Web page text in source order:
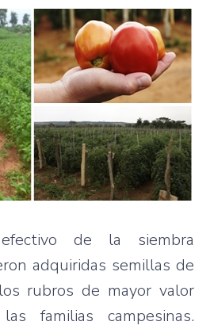
de la siembra
adquiridas semillas de
rubros de mayor valor
familias campesinas.